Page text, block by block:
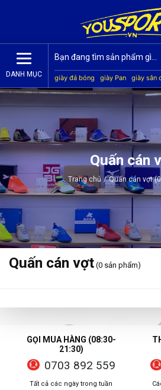
DANH MỤC giày đá bóng giày Pan giày sân
Jogarbola
giày Mitre giày Akka
Quấn cán
Trang chủ / Quấn cán vợt
Quấn cán vợt (0 sản phẩm)
GỌI MUA HÀNG (08:30-
21:30)
0703 892 559
Tất cả các ngày trong tuần